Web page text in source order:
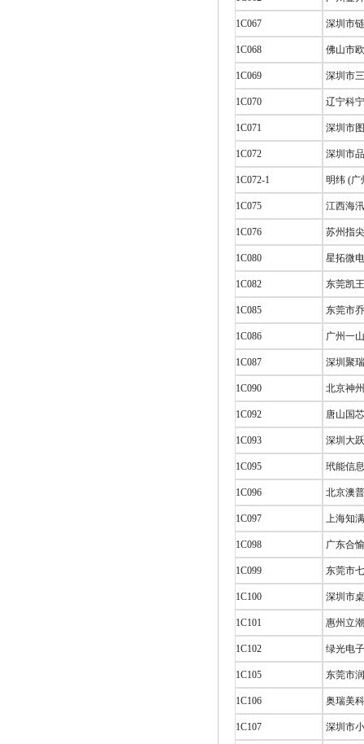
1C067 深圳市
1C068 佛山市
1C069 深圳市
1C070 辽宁科
1C071 深圳市
1C072 深圳市
1C072-1 明纬 (广
1C075 江西海
1C076 苏州指
1C080 星拓微
1C082 东莞凯
1C085 东莞市
1C086 广州一
1C087 深圳聚
1C090 北京神
1C092 唐山国
1C093 深圳大
1C095 玳能信
1C096 北京澳
1C097 上海知
1C098 广东合
1C099 东莞市
1C100 深圳市
1C101 惠州立
1C102 绿光电
1C105 东莞市
1C106 奥瑞美
1C107 深圳市